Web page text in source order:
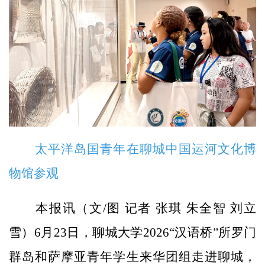
太平洋岛国青年在聊城中国运河文化博
物馆参观
本报讯（文/图 记者 张琪 朱全智 刘立
雪）6月23日，聊城大学2026“汉语桥”所罗门
群岛和萨摩亚青年学生来华团组走进聊城，